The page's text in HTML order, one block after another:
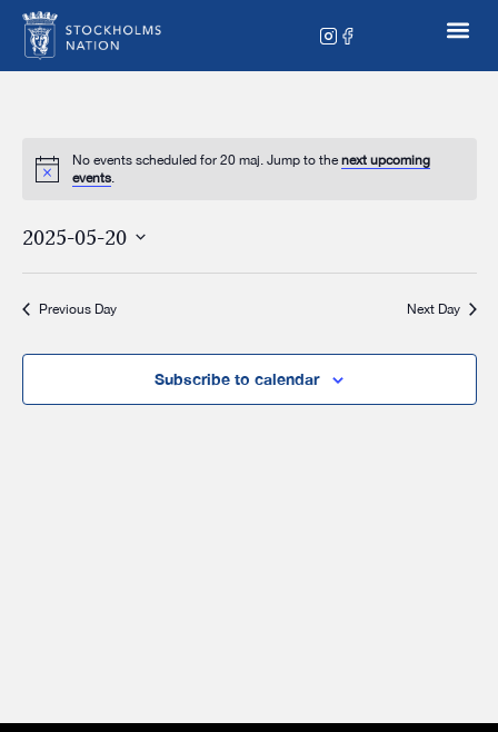
No events scheduled for 20 maj. Jump to the next upcoming
events.
2025-05-20
date.
Previous Day Next Day
Subscribe to calendar